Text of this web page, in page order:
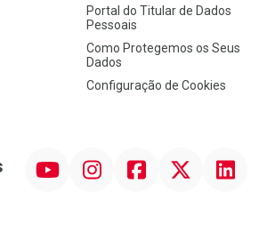
Portal do Titular de Dados
Pessoais
Como Protegemos os Seus
Dados
Configuração de Cookies
InstagramFacebook Linkedin